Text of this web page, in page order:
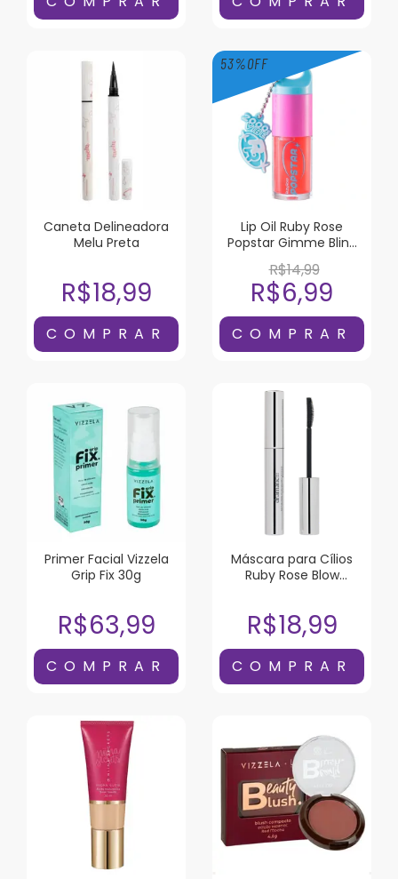
Caneta Delineadora
Melu Preta
R$18,99
53%OFF
Lip Oil Ruby Rose
Popstar Gimme Bling
R$14,99
R$6,99
Primer Facial Vizzela
Grip Fix 30g
R$63,99
Máscara para Cílios
Ruby Rose Blow
R$18,99